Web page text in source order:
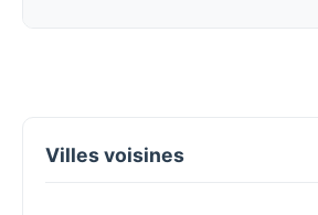
Villes voisines